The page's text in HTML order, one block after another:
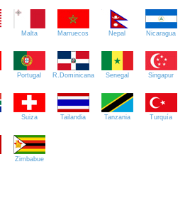
Malta Marruecos Nepal Nicaragua
Portugal R.Dominicana Senegal Singapur
Suiza Tailandia Tanzania Turquía
Zimbabue